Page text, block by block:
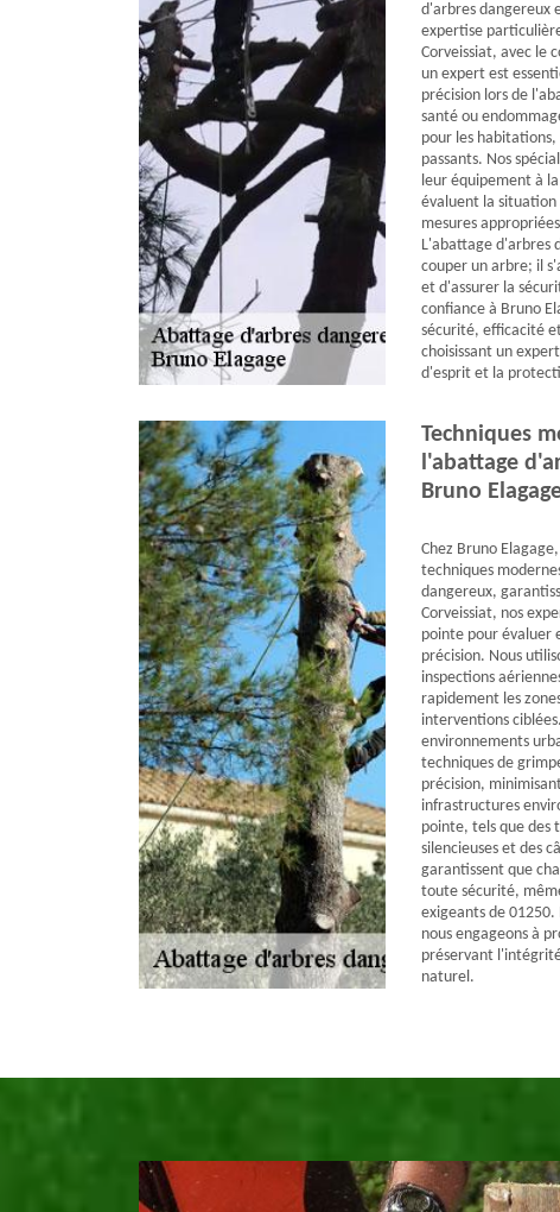
d'arbres dangereux
expertise
Corveissiat, avec le
un expert est
précision lors de
santé ou
pour les
passants. Nos
leur équipement à
évaluent la situation
mesures
L'abattage d'arbres
couper un arbre; il
et d'assurer la
confiance à Bruno
sécurité, efficacité
choisissant un
d'esprit et la
Techniques
l'abattage
Bruno
Chez Bruno
techniques
dangereux,
Corveissiat, nos
pointe pour évaluer
précision. Nous
inspections
rapidement les
interventions
environnements
techniques de
précision,
infrastructures
pointe, tels que des
silencieuses et des
garantissent que
toute sécurité,
exigeants de 01250.
nous engageons à
préservant
naturel.